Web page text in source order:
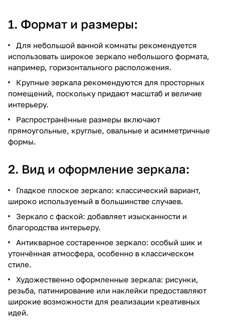
1. Формат и размеры:
Для небольшой ванной комнаты рекомендуется
использовать широкое зеркало небольшого формата,
например, горизонтального расположения.
Крупные зеркала рекомендуются для просторных
помещений, поскольку придают масштаб и величие
интерьеру.
Распространённые размеры включают
прямоугольные, круглые, овальные и асимметричные
формы.
2. Вид и оформление зеркала:
Гладкое плоское зеркало: классический вариант,
широко используемый в большинстве случаев.
Зеркало с фаской: добавляет изысканности и
благородства интерьеру.
Антикварное состаренное зеркало: особый шик и
утончённая атмосфера, особенно в классическом
стиле.
Художественно оформленные зеркала: рисунки,
резьба, патинирование или наклейки предоставляют
широкие возможности для реализации креативных
идей.